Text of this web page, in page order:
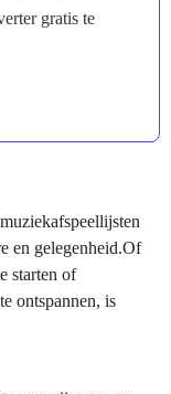
gratis te
en gelegenheid.Of
starten of
ontspannen, is